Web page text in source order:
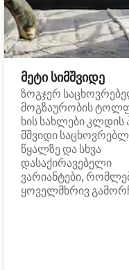
მეტი სიმშვიდე
ზოგჯერ
მოგზაურობის
ხის სახლები კლდის
მშვიდი
წყალზე და სხვა
დასაქირავებელი
ვარიანტები,
ყოველმხრივ